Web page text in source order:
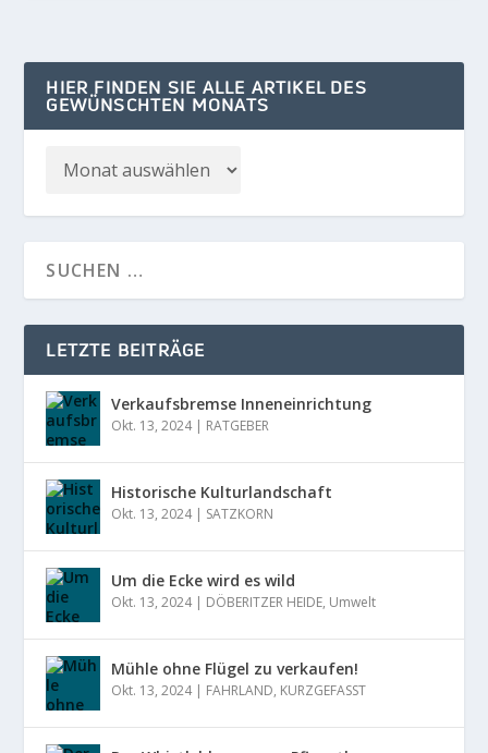
HIER FINDEN SIE ALLE ARTIKEL DES
GEWÜNSCHTEN MONATS
LETZTE BEITRÄGE
Verkaufsbremse Inneneinrichtung
Okt. 13, 2024| RATGEBER
Historische Kulturlandschaft
Okt. 13, 2024| SATZKORN
Um die Ecke wird es wild
Okt. 13, 2024| DÖBERITZER HEIDE, Umwelt
Mühle ohne Flügel zu verkaufen!
Okt. 13, 2024| FAHRLAND, KURZGEFASST